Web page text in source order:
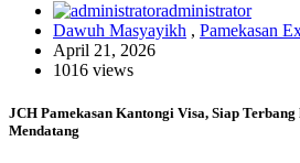
administrator
Dawuh Masyayikh , Pamekasan
April 21, 2026
1016 views
JCH Pamekasan Kantongi Visa, Siap Terbang
Mendatang